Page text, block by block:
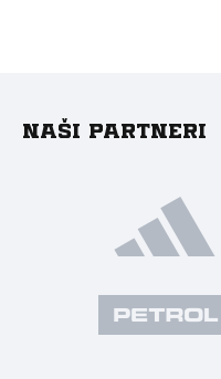
Naši partneri